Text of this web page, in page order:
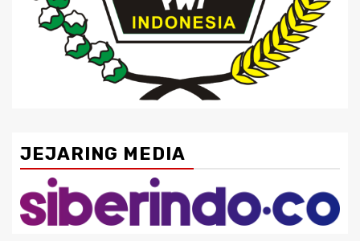
JEJARING MEDIA